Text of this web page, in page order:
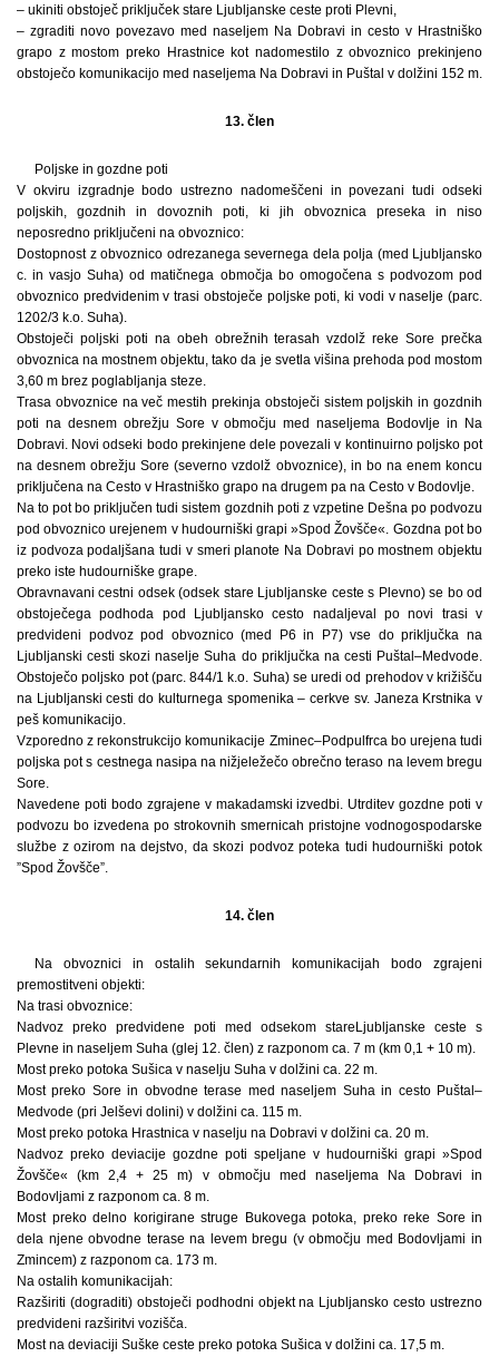
– ukiniti obstoječ priključek stare Ljubljanske ceste proti Plevni,
– zgraditi novo povezavo med naseljem Na Dobravi in cesto v Hrastniško
grapo z mostom preko Hrastnice kot nadomestilo z obvoznico prekinjeno
obstoječo komunikacijo med naseljema Na Dobravi in Puštal v dolžini 152 m.
13. člen
Poljske in gozdne poti
V okviru izgradnje bodo ustrezno nadomeščeni in povezani tudi odseki
poljskih, gozdnih in dovoznih poti, ki jih obvoznica preseka in niso
neposredno priključeni na obvoznico:
Dostopnost z obvoznico odrezanega severnega dela polja (med Ljubljansko
c. in vasjo Suha) od matičnega območja bo omogočena s podvozom pod
obvoznico predvidenim v trasi obstoječe poljske poti, ki vodi v naselje (parc.
1202/3 k.o. Suha).
Obstoječi poljski poti na obeh obrežnih terasah vzdolž reke Sore prečka
obvoznica na mostnem objektu, tako da je svetla višina prehoda pod mostom
3,60 m brez poglabljanja steze.
Trasa obvoznice na več mestih prekinja obstoječi sistem poljskih in gozdnih
poti na desnem obrežju Sore v območju med naseljema Bodovlje in Na
Dobravi. Novi odseki bodo prekinjene dele povezali v kontinuirno poljsko pot
na desnem obrežju Sore (severno vzdolž obvoznice), in bo na enem koncu
priključena na Cesto v Hrastniško grapo na drugem pa na Cesto v Bodovlje.
Na to pot bo priključen tudi sistem gozdnih poti z vzpetine Dešna po podvozu
pod obvoznico urejenem v hudourniški grapi »Spod Žovšče«. Gozdna pot bo
iz podvoza podaljšana tudi v smeri planote Na Dobravi po mostnem objektu
preko iste hudourniške grape.
Obravnavani cestni odsek (odsek stare Ljubljanske ceste s Plevno) se bo od
obstoječega podhoda pod Ljubljansko cesto nadaljeval po novi trasi v
predvideni podvoz pod obvoznico (med P6 in P7) vse do priključka na
Ljubljanski cesti skozi naselje Suha do priključka na cesti Puštal–Medvode.
Obstoječo poljsko pot (parc. 844/1 k.o. Suha) se uredi od prehodov v križišču
na Ljubljanski cesti do kulturnega spomenika – cerkve sv. Janeza Krstnika v
peš komunikacijo.
Vzporedno z rekonstrukcijo komunikacije Zminec–Podpulfrca bo urejena tudi
poljska pot s cestnega nasipa na nižjeležečo obrečno teraso na levem bregu
Sore.
Navedene poti bodo zgrajene v makadamski izvedbi. Utrditev gozdne poti v
podvozu bo izvedena po strokovnih smernicah pristojne vodnogospodarske
službe z ozirom na dejstvo, da skozi podvoz poteka tudi hudourniški potok
”Spod Žovšče”.
14. člen
Na obvoznici in ostalih sekundarnih komunikacijah bodo zgrajeni
premostitveni objekti:
Na trasi obvoznice:
Nadvoz preko predvidene poti med odsekom stareLjubljanske ceste s
Plevne in naseljem Suha (glej 12. člen) z razponom ca. 7 m (km 0,1 + 10 m).
Most preko potoka Sušica v naselju Suha v dolžini ca. 22 m.
Most preko Sore in obvodne terase med naseljem Suha in cesto Puštal–
Medvode (pri Jelševi dolini) v dolžini ca. 115 m.
Most preko potoka Hrastnica v naselju na Dobravi v dolžini ca. 20 m.
Nadvoz preko deviacije gozdne poti speljane v hudourniški grapi »Spod
Žovšče« (km 2,4 + 25 m) v območju med naseljema Na Dobravi in
Bodovljami z razponom ca. 8 m.
Most preko delno korigirane struge Bukovega potoka, preko reke Sore in
dela njene obvodne terase na levem bregu (v območju med Bodovljami in
Zmincem) z razponom ca. 173 m.
Na ostalih komunikacijah:
Razširiti (dograditi) obstoječi podhodni objekt na Ljubljansko cesto ustrezno
predvideni razširitvi vozišča.
Most na deviaciji Suške ceste preko potoka Sušica v dolžini ca. 17,5 m.